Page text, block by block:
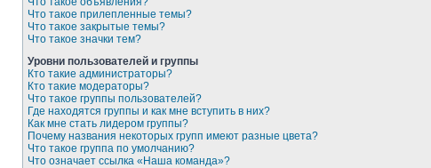
Что такое прилепленные темы?
Что такое закрытые темы?
Что такое значки тем?
Уровни пользователей и группы
Кто такие администраторы?
Кто такие модераторы?
Что такое группы пользователей?
Где находятся группы и как мне вступить в них?
Как мне стать лидером группы?
Почему названия некоторых групп имеют разные цвета?
Что такое группа по умолчанию?
Что означает ссылка «Наша команда»?